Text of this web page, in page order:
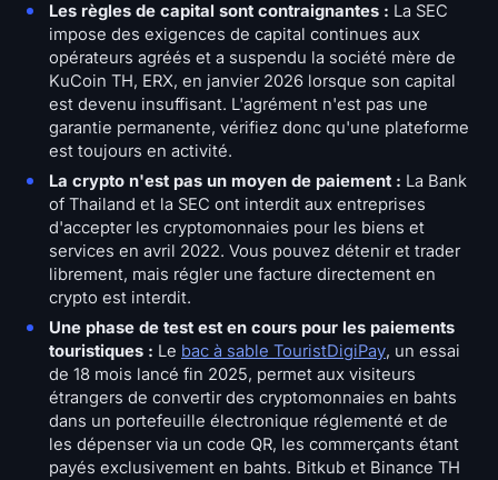
Les règles de capital sont contraignantes : La SEC
impose des exigences de capital continues aux
opérateurs agréés et a suspendu la société mère de
KuCoin TH, ERX, en janvier 2026 lorsque son capital
est devenu insuffisant. L'agrément n'est pas une
garantie permanente, vérifiez donc qu'une plateforme
est toujours en activité.
La crypto n'est pas un moyen de paiement : La Bank
of Thailand et la SEC ont interdit aux entreprises
d'accepter les cryptomonnaies pour les biens et
services en avril 2022. Vous pouvez détenir et trader
librement, mais régler une facture directement en
crypto est interdit.
Une phase de test est en cours pour les paiements
touristiques : Le bac à sable TouristDigiPay, un essai
de 18 mois lancé fin 2025, permet aux visiteurs
étrangers de convertir des cryptomonnaies en bahts
dans un portefeuille électronique réglementé et de
les dépenser via un code QR, les commerçants étant
payés exclusivement en bahts. Bitkub et Binance TH